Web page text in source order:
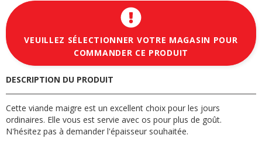
VEUILLEZ SÉLECTIONNER VOTRE MAGASIN POUR
COMMANDER CE PRODUIT
DESCRIPTION DU PRODUIT
Cette viande maigre est un excellent choix pour les jours
ordinaires. Elle vous est servie avec os pour plus de goût.
N'hésitez pas à demander l'épaisseur souhaitée.